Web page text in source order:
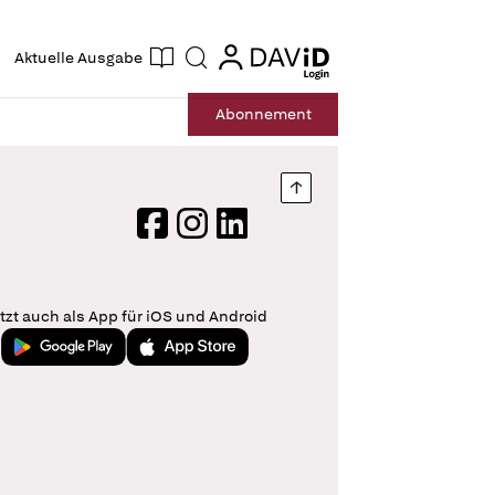
Aktuelle Ausgabe Suche login
login
Abonnement
Nach oben springen
FacebookInstagram
LinkedIn
auch als App für iOS und Android
Jetzt bei Google PlayLaden im App Store